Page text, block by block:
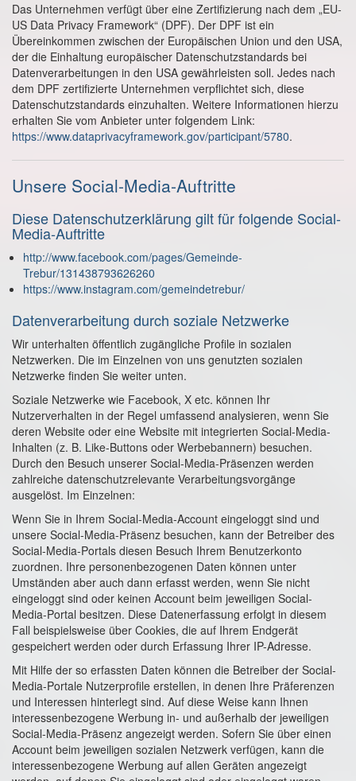
Das Unternehmen verfügt über eine Zertifizierung nach dem „EU-
US Data Privacy Framework“ (DPF). Der DPF ist ein
Übereinkommen zwischen der Europäischen Union und den USA,
der die Einhaltung europäischer Datenschutzstandards bei
Datenverarbeitungen in den USA gewährleisten soll. Jedes nach
dem DPF zertifizierte Unternehmen verpflichtet sich, diese
Datenschutzstandards einzuhalten. Weitere Informationen hierzu
erhalten Sie vom Anbieter unter folgendem Link:
https://www.dataprivacyframework.gov/participant/5780.
Unsere Social-Media-Auftritte
Diese Datenschutzerklärung gilt für folgende Social-
Media-Auftritte
http://www.facebook.com/pages/Gemeinde-
Trebur/131438793626260
https://www.instagram.com/gemeindetrebur/
Datenverarbeitung durch soziale Netzwerke
Wir unterhalten öffentlich zugängliche Profile in sozialen
Netzwerken. Die im Einzelnen von uns genutzten sozialen
Netzwerke finden Sie weiter unten.
Soziale Netzwerke wie Facebook, X etc. können Ihr
Nutzerverhalten in der Regel umfassend analysieren, wenn Sie
deren Website oder eine Website mit integrierten Social-Media-
Inhalten (z. B. Like-Buttons oder Werbebannern) besuchen.
Durch den Besuch unserer Social-Media-Präsenzen werden
zahlreiche datenschutzrelevante Verarbeitungsvorgänge
ausgelöst. Im Einzelnen:
Wenn Sie in Ihrem Social-Media-Account eingeloggt sind und
unsere Social-Media-Präsenz besuchen, kann der Betreiber des
Social-Media-Portals diesen Besuch Ihrem Benutzerkonto
zuordnen. Ihre personenbezogenen Daten können unter
Umständen aber auch dann erfasst werden, wenn Sie nicht
eingeloggt sind oder keinen Account beim jeweiligen Social-
Media-Portal besitzen. Diese Datenerfassung erfolgt in diesem
Fall beispielsweise über Cookies, die auf Ihrem Endgerät
gespeichert werden oder durch Erfassung Ihrer IP-Adresse.
Mit Hilfe der so erfassten Daten können die Betreiber der Social-
Media-Portale Nutzerprofile erstellen, in denen Ihre Präferenzen
und Interessen hinterlegt sind. Auf diese Weise kann Ihnen
interessenbezogene Werbung in- und außerhalb der jeweiligen
Social-Media-Präsenz angezeigt werden. Sofern Sie über einen
Account beim jeweiligen sozialen Netzwerk verfügen, kann die
interessenbezogene Werbung auf allen Geräten angezeigt